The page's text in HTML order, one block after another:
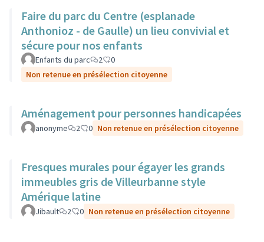
Faire du parc du Centre (esplanade
Anthonioz - de Gaulle) un lieu convivial et
sécure pour nos enfants
Enfants du parc 2
0
Non retenue en présélection citoyenne
Aménagement pour personnes handicapées
anonyme 2 0 Non retenue en présélection citoyenne
Fresques murales pour égayer les grands
immeubles gris de Villeurbanne style
Amérique latine
Jibault 2 0 Non retenue en présélection citoyenne